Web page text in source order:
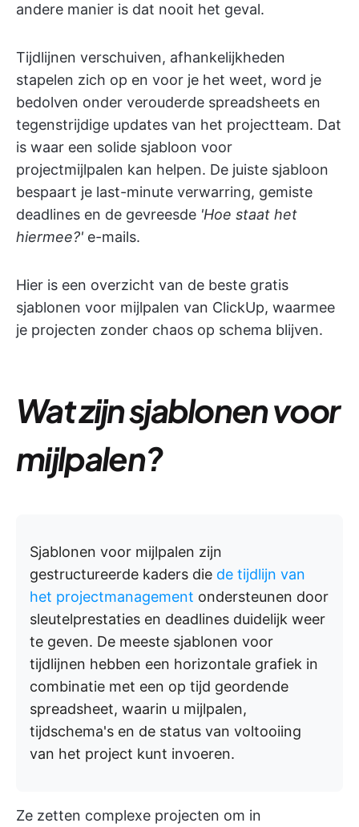
andere manier is dat nooit het geval.
Tijdlijnen verschuiven, afhankelijkheden
stapelen zich op en voor je het weet, word je
bedolven onder verouderde spreadsheets en
tegenstrijdige updates van het projectteam. Dat
is waar een solide sjabloon voor
projectmijlpalen kan helpen. De juiste sjabloon
bespaart je last-minute verwarring, gemiste
deadlines en de gevreesde 'Hoe staat het
hiermee?' e-mails.
Hier is een overzicht van de beste gratis
sjablonen voor mijlpalen van ClickUp, waarmee
je projecten zonder chaos op schema blijven.
Wat zijn sjablonen voor
mijlpalen?
Sjablonen voor mijlpalen zijn
gestructureerde kaders die de tijdlijn van
het projectmanagement ondersteunen door
sleutelprestaties en deadlines duidelijk weer
te geven. De meeste sjablonen voor
tijdlijnen hebben een horizontale grafiek in
combinatie met een op tijd geordende
spreadsheet, waarin u mijlpalen,
tijdschema's en de status van voltooiing
van het project kunt invoeren.
Ze zetten complexe projecten om in